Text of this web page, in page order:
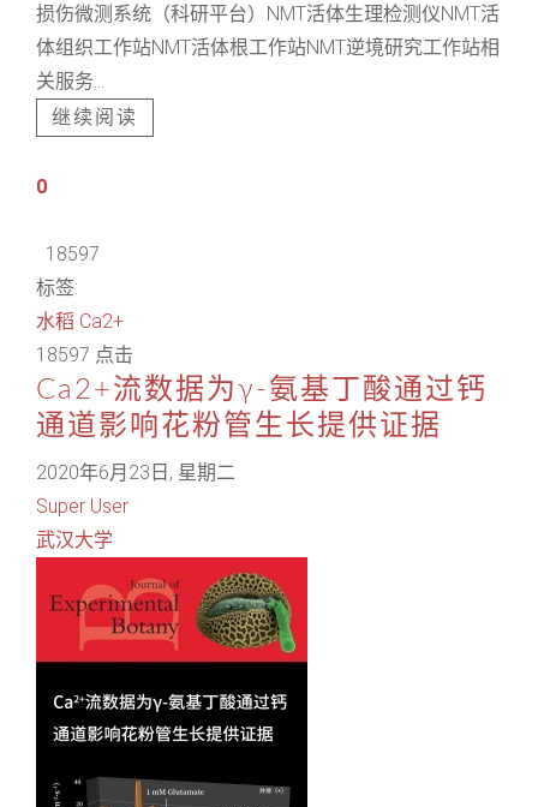
损伤微测系统（科研平台）NMT活体生理检测仪NMT活
体组织工作站NMT活体根工作站NMT逆境研究工作站相
关服务...
继续阅读
0
18597
标签:
水稻 Ca2+
18597 点击
Ca2+流数据为γ-氨基丁酸通过钙
通道影响花粉管生长提供证据
2020年6月23日, 星期二
Super User
武汉大学